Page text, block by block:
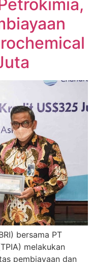
bersama PT
melakukan
pembiayaan dan